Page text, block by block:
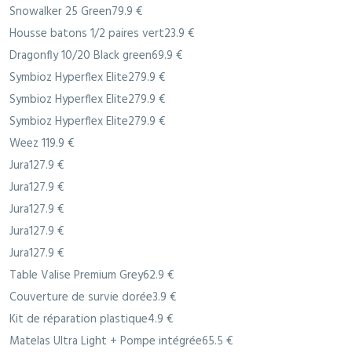
Snowalker 25 Green79.9 €
Housse batons 1/2 paires vert23.9 €
Dragonfly 10/20 Black green69.9 €
Symbioz Hyperflex Elite279.9 €
Symbioz Hyperflex Elite279.9 €
Symbioz Hyperflex Elite279.9 €
Weez 119.9 €
Jura127.9 €
Jura127.9 €
Jura127.9 €
Jura127.9 €
Jura127.9 €
Table Valise Premium Grey62.9 €
Couverture de survie dorée3.9 €
Kit de réparation plastique4.9 €
Matelas Ultra Light + Pompe intégrée65.5 €